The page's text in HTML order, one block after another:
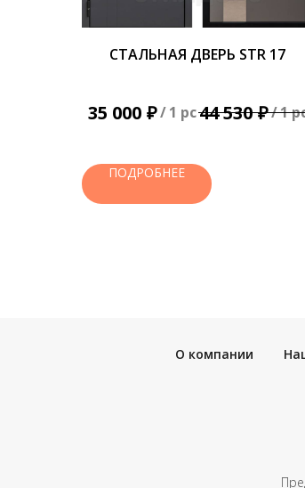
СТАЛЬНАЯ ДВЕРЬ STR 17
35 000 ₽/ 1 pc44 530 ₽/1
ПОДРОБНЕЕ
О компании